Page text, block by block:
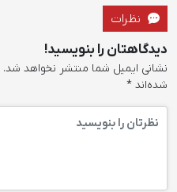
نظرات
دیدگاهتان را بنویسید!
نشانی ایمیل شما منتشر نخواهد شد.
شده‌اند *